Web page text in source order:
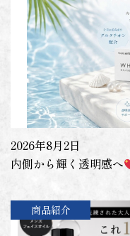
2026年8月2日
内側から輝く透明感へ
商品紹介